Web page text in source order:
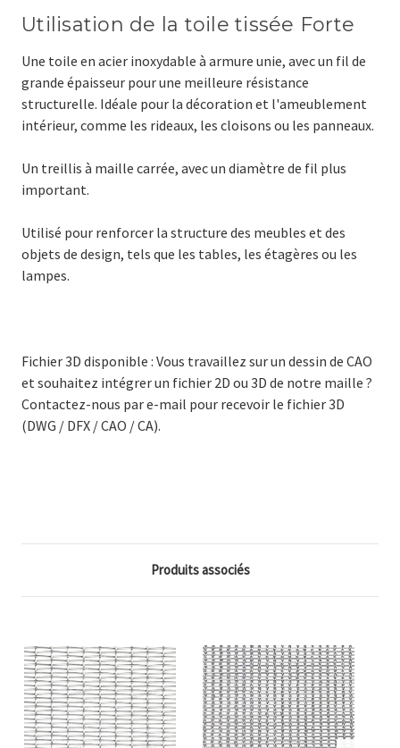
Utilisation de la toile tissée Forte
Une toile en acier inoxydable à armure unie, avec un fil de
grande épaisseur pour une meilleure résistance
structurelle. Idéale pour la décoration et l'ameublement
intérieur, comme les rideaux, les cloisons ou les panneaux.
Un treillis à maille carrée, avec un diamètre de fil plus
important.
Utilisé pour renforcer la structure des meubles et des
objets de design, tels que les tables, les étagères ou les
lampes.
Fichier 3D disponible : Vous travaillez sur un dessin de CAO
et souhaitez intégrer un fichier 2D ou 3D de notre maille ?
Contactez-nous par e-mail pour recevoir le fichier 3D
(DWG / DFX / CAO / CA).
Produits associés